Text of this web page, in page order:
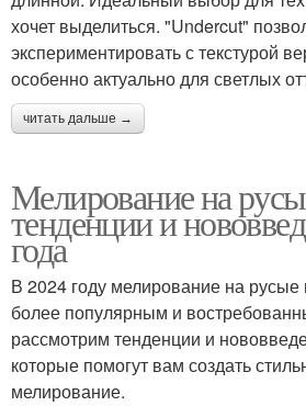
хочет выделиться. "Undercut"
экспериментировать с текстурой
особенно актуально для светлых
читать дальше →
Мелирование на
тенденции и
года
В 2024 году мелирование на
более популярным и
рассмотрим тенденции и
которые помогут вам создать
мелирование.